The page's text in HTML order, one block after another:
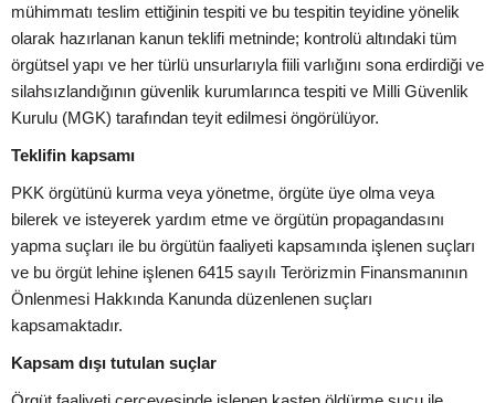
mühimmatı teslim ettiğinin tespiti ve bu tespitin teyidine yönelik
olarak hazırlanan kanun teklifi metninde; kontrolü altındaki tüm
örgütsel yapı ve her türlü unsurlarıyla fiili varlığını sona erdirdiği ve
silahsızlandığının güvenlik kurumlarınca tespiti ve Milli Güvenlik
Kurulu (MGK) tarafından teyit edilmesi öngörülüyor.
Teklifin kapsamı
PKK örgütünü kurma veya yönetme, örgüte üye olma veya
bilerek ve isteyerek yardım etme ve örgütün propagandasını
yapma suçları ile bu örgütün faaliyeti kapsamında işlenen suçları
ve bu örgüt lehine işlenen 6415 sayılı Terörizmin Finansmanının
Önlenmesi Hakkında Kanunda düzenlenen suçları
kapsamaktadır.
Kapsam dışı tutulan suçlar